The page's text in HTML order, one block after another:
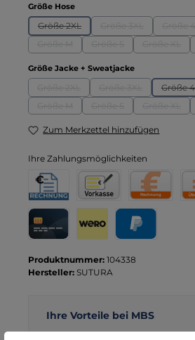
Größe Hoseauswählen
Größe 2XL
(Diese Option ist zurzeit nicht
(Diese Option ist zurzeit nicht
(Diese Option ist(Diese
Größe Jacke + Sweatjackeauswählen
(Diese Option ist zurzeit nicht
(Diese Option ist
Größe
(Diese Option ist zurzeit nicht
(Diese Option ist(Diese
Zum Merkzettel hinzufügen
Ihre Zahlungsmöglichkeiten
Rechnung
Rechnung für Behörden
Vorkasse
Produktnummer: 104338
Hersteller: SUTURA
Ihre Vorteile bei MBS